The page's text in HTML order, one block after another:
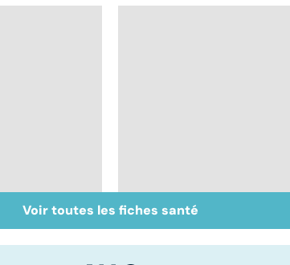
: un
Ostéoporose :
préserver le capital
Voir toutes les fiches santé